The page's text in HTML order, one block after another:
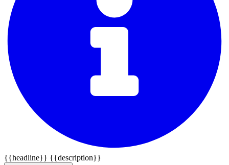
{{headline}} {{description}}